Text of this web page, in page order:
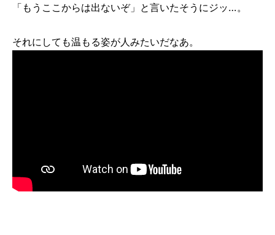
「もうここからは出ないぞ」と言いたそうにジッ…。
それにしても温もる姿が人みたいだなあ。